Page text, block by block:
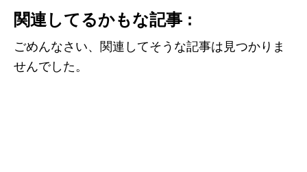
関連してるかもな記事 :
ごめんなさい、関連してそうな記事は見つかりま
せんでした。